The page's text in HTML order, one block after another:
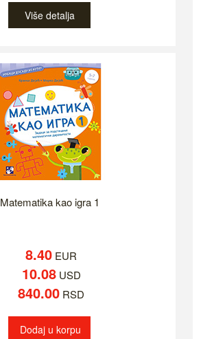
Više detalja
Matematika kao igra 1
8.40 EUR
10.08USD
840.00 RSD
Dodaj u korpu